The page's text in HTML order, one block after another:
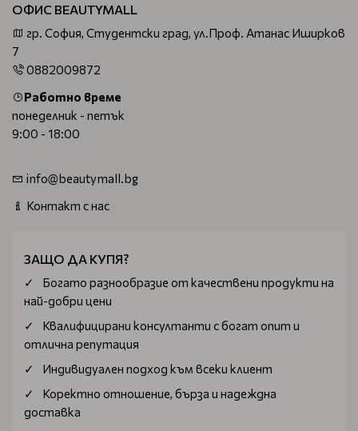
ОФИС BEAUTYMALL
гр. София, Студентски град, ул.Проф. Атанас Иширков
7
0882009872
Работно време
понеделник - петък
9:00 - 18:00
info@beautymall.bg
Контакт с нас
ЗАЩО ДА КУПЯ?
Богатo разнообразие от качествени продукти на
най-добри цени
Квалифицирани консултанти с богат опит и
отлична репутация
Индивидуален подход към всеки клиент
Коректно отношение, бърза и надеждна
доставка